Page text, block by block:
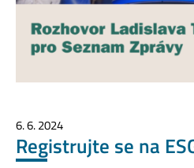
6. 6. 2024
Registrujte se na